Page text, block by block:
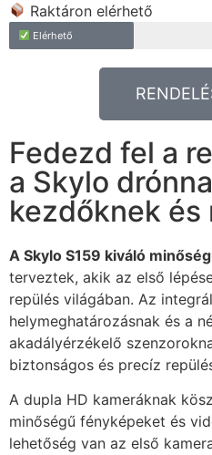
Raktáron elérhető
Elérhető
Fedezd fel a
a Skylo
kezdőknek és
A Skylo S159 kiváló
terveztek, akik az első
repülés világában. Az
helymeghatározásnak és a
akadályérzékelő
biztonságos és precíz
A dupla HD kameráknak
minőségű fényképeket és
lehetőség van az első